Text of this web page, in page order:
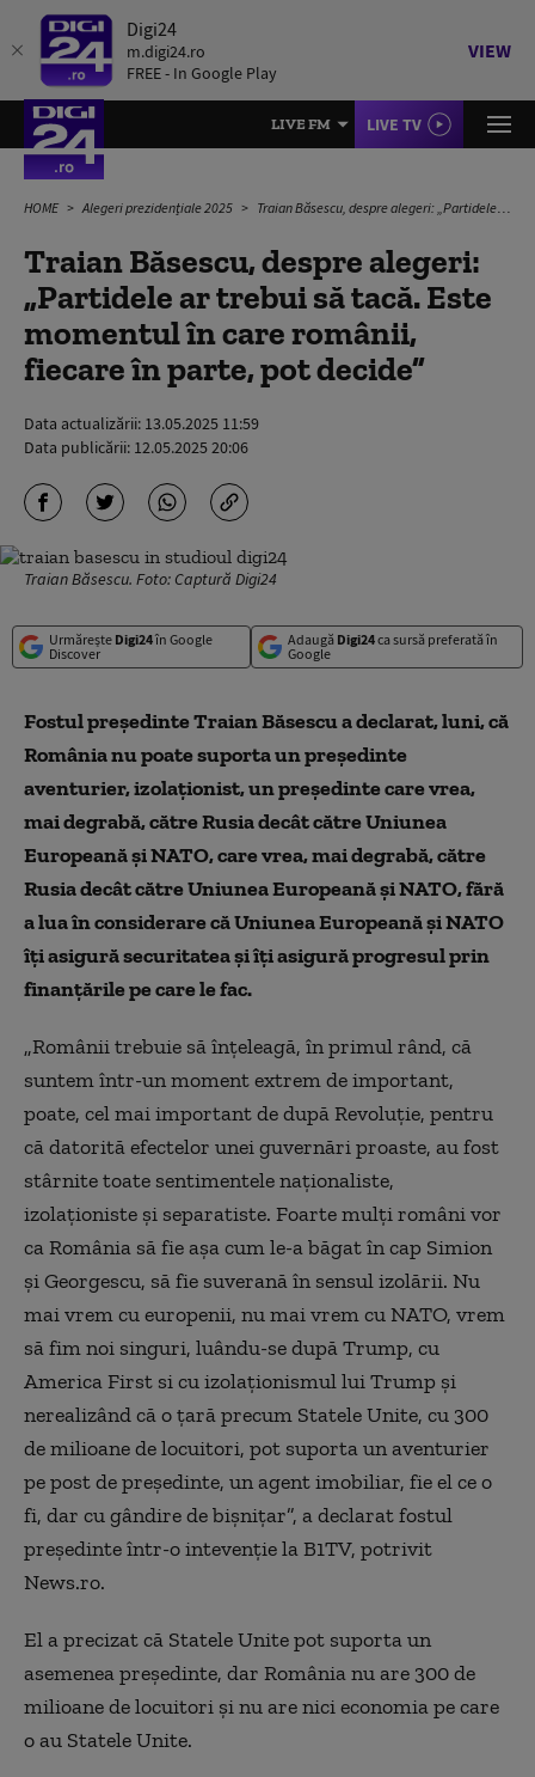
Digi24
m.digi24.ro
FREE - In Google Play
VIEW
LIVE FM LIVE TV
HOME Alegeri prezidențiale 2025 Traian Băsescu, despre alegeri: „Partidele ar trebui să tacă. Este momentul în care românii, fiecare în parte, pot decide”
Traian Băsescu, despre alegeri:
„Partidele ar trebui să tacă. Este
momentul în care românii,
fiecare în parte, pot decide”
Data actualizării: 13.05.2025 11:59
Data publicării: 12.05.2025 20:06
Traian Băsescu. Foto: Captură Digi24
Urmărește Digi24în Google
Discover
Adaugă Digi24ca sursă preferată în
Google
Fostul preşedinte Traian Băsescu a declarat, luni, că
România nu poate suporta un preşedinte
aventurier, izolaţionist, un preşedinte care vrea,
mai degrabă, către Rusia decât către Uniunea
Europeană şi NATO, care vrea, mai degrabă, către
Rusia decât către Uniunea Europeană şi NATO, fără
a lua în considerare că Uniunea Europeană şi NATO
îţi asigură securitatea şi îţi asigură progresul prin
finanţările pe care le fac.
„Românii trebuie să înţeleagă, în primul rând, că
suntem într-un moment extrem de important,
poate, cel mai important de după Revoluţie, pentru
că datorită efectelor unei guvernări proaste, au fost
stârnite toate sentimentele naţionaliste,
izolaţioniste şi separatiste. Foarte mulţi români vor
ca România să fie aşa cum le-a băgat în cap Simion
şi Georgescu, să fie suverană în sensul izolării. Nu
mai vrem cu europenii, nu mai vrem cu NATO, vrem
să fim noi singuri, luându-se după Trump, cu
America First si cu izolaţionismul lui Trump şi
nerealizând că o ţară precum Statele Unite, cu 300
de milioane de locuitori, pot suporta un aventurier
pe post de preşedinte, un agent imobiliar, fie el ce o
fi, dar cu gândire de bişniţar”, a declarat fostul
preşedinte într-o intevenţie la B1TV, potrivit
News.ro.
El a precizat că Statele Unite pot suporta un
asemenea preşedinte, dar România nu are 300 de
milioane de locuitori şi nu are nici economia pe care
o au Statele Unite.